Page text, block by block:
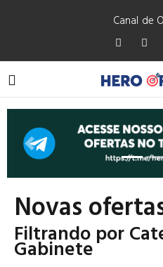
Canal de
Anterior
Novas
Filtrando por
Gabinete